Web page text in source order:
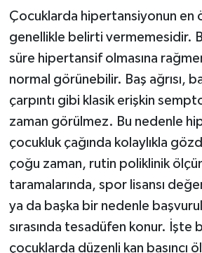
Çocuklarda hipertansiyonun en
genellikle belirti vermemesidir.
süre hipertansif olmasına
normal görünebilir. Baş ağrısı,
çarpıntı gibi klasik erişkin
zaman görülmez. Bu nedenle
çocukluk çağında kolaylıkla
çoğu zaman, rutin poliklinik
taramalarında, spor lisansı
ya da başka bir nedenle
sırasında tesadüfen konur. İşte
çocuklarda düzenli kan basıncı